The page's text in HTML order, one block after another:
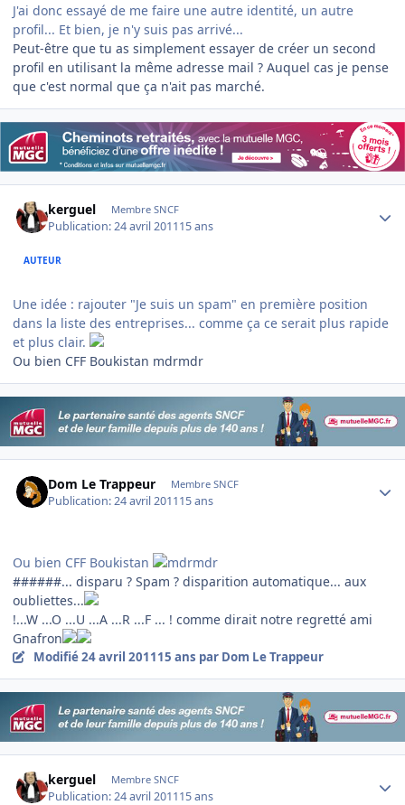
J'ai donc essayé de me faire une autre identité, un autre
profil... Et bien, je n'y suis pas arrivé...
Peut-être que tu as simplement essayer de créer un second
profil en utilisant la même adresse mail ? Auquel cas je pense
que c'est normal que ça n'ait pas marché.
kerguel Membre SNCF
Publication:24 avril 201115 ans
AUTEUR
Une idée : rajouter "Je suis un spam" en première position
dans la liste des entreprises... comme ça ce serait plus rapide
et plus clair.
Ou bien CFF Boukistan mdrmdr
Dom Le Trappeur Membre SNCF
Publication:24 avril 201115 ans
Ou bien CFF Boukistan
######... disparu ? Spam ? disparition automatique... aux
oubliettes...
!...W ...O ...U ...A ...R ...F ... ! comme dirait notre regretté ami
Gnafron
Modifié24 avril 201115 ans par Dom Le Trappeur
kerguel Membre SNCF
Publication:24 avril 201115 ans